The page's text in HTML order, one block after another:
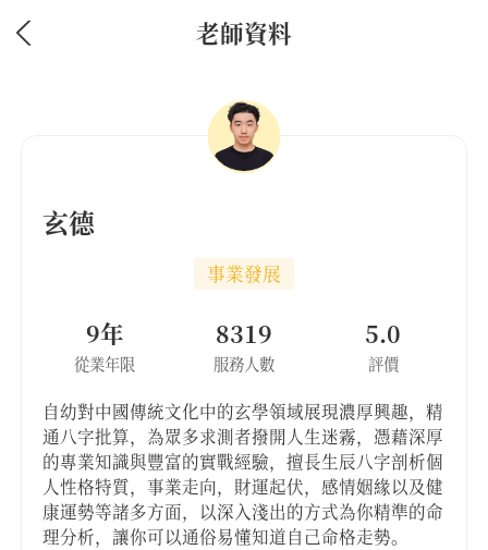
老師資料
玄德
事業發展
從業年限
9年
服務人數
8319
評價
5.0
自幼對中國傳統文化中的玄學領域展現濃厚興趣，精
通八字批算，為眾多求測者撥開人生迷霧，憑藉深厚
的專業知識與豐富的實戰經驗，擅長生辰八字剖析個
人性格特質，事業走向，財運起伏，感情姻緣以及健
康運勢等諸多方面，以深入淺出的方式為你精準的命
理分析，讓你可以通俗易懂知道自己命格走勢。